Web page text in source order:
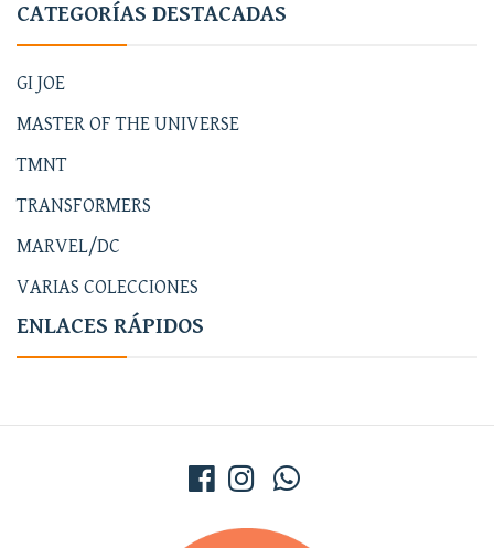
CATEGORÍAS DESTACADAS
GI JOE
MASTER OF THE UNIVERSE
TMNT
TRANSFORMERS
MARVEL/DC
VARIAS COLECCIONES
ENLACES RÁPIDOS